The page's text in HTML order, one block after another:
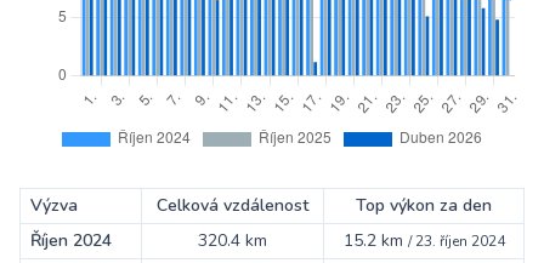
Výzva Celková vzdálenost
Top výkon za den
Říjen 2024
320.4 km 15.2 km /23. říjen 2024